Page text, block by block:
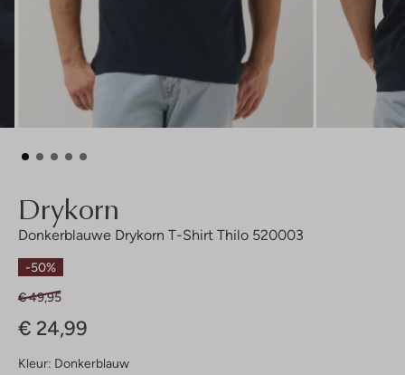
Drykorn
Donkerblauwe Drykorn T-Shirt Thilo 520003
-50%
€ 49,95
€ 24,99
Kleur: Donkerblauw